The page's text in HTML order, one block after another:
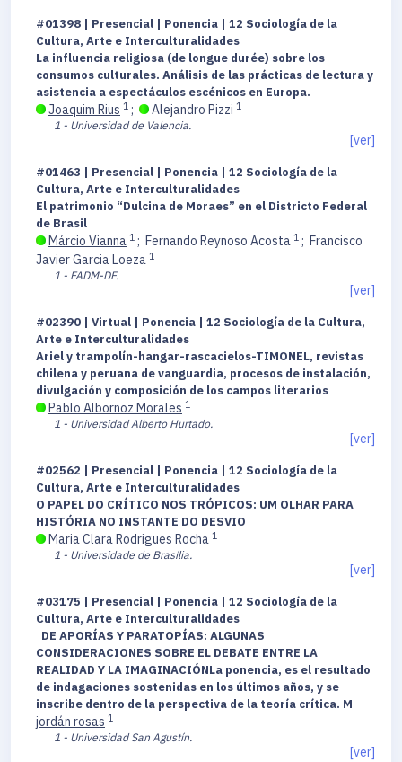
#01398 | Presencial | Ponencia | 12 Sociología de la
Cultura, Arte e Interculturalidades
La influencia religiosa (de longue durée) sobre los
consumos culturales. Análisis de las prácticas de lectura y
asistencia a espectáculos escénicos en Europa.
Joaquim Rius 1 ; Alejandro Pizzi 1
1 - Universidad de Valencia.
[ver]
#01463 | Presencial | Ponencia | 12 Sociología de la
Cultura, Arte e Interculturalidades
El patrimonio “Dulcina de Moraes” en el Districto Federal
de Brasil
Márcio Vianna 1 ; Fernando Reynoso Acosta 1 ; Francisco
Javier Garcia Loeza 1
1 - FADM-DF.
[ver]
#02390 | Virtual | Ponencia | 12 Sociología de la Cultura,
Arte e Interculturalidades
Ariel y trampolín-hangar-rascacielos-TIMONEL, revistas
chilena y peruana de vanguardia, procesos de instalación,
divulgación y composición de los campos literarios
Pablo Albornoz Morales 1
1 - Universidad Alberto Hurtado.
[ver]
#02562 | Presencial | Ponencia | 12 Sociología de la
Cultura, Arte e Interculturalidades
O PAPEL DO CRÍTICO NOS TRÓPICOS: UM OLHAR PARA
HISTÓRIA NO INSTANTE DO DESVIO
Maria Clara Rodrigues Rocha 1
1 - Universidade de Brasília.
[ver]
#03175 | Presencial | Ponencia | 12 Sociología de la
Cultura, Arte e Interculturalidades
DE APORÍAS Y PARATOPÍAS: ALGUNAS
CONSIDERACIONES SOBRE EL DEBATE ENTRE LA
REALIDAD Y LA IMAGINACIÓNLa ponencia, es el resultado
de indagaciones sostenidas en los últimos años, y se
inscribe dentro de la perspectiva de la teoría crítica. M
jordán rosas 1
1 - Universidad San Agustín.
[ver]